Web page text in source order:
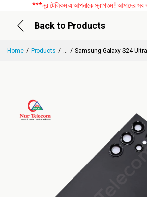
***নূর টেলিকম এ আপনাকে স্বাগতম ! আমাদের সব
Back to Products
Home Products ... Samsung Galaxy S24